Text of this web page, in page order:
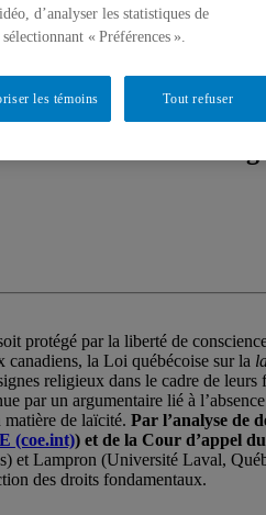
de la
protégé par la liberté de
canadiens, la Loi québécoise sur la
religieux dans le cadre de
par un argumentaire lié à
de laïcité. Par l’analyse de
(coe.int)) et de la Cour d’appel
Lampron (Université Laval,
des droits fondamentaux.
d’analyser les statistiques de
« Préférences ».
Tout refuser
les témoins